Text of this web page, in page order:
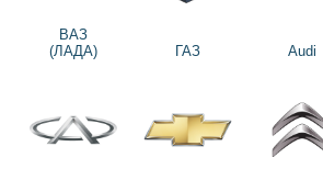
ВАЗ
(ЛАДА)
ГАЗ Audi